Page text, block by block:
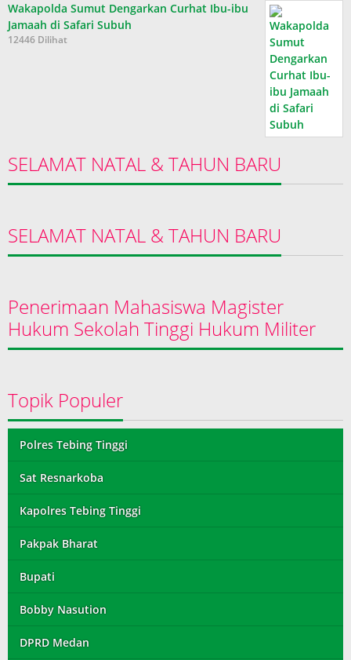
Wakapolda Sumut Dengarkan Curhat Ibu-ibu
Jamaah di Safari Subuh
12446 Dilihat
SELAMAT NATAL & TAHUN BARU
SELAMAT NATAL & TAHUN BARU
Penerimaan Mahasiswa Magister
Hukum Sekolah Tinggi Hukum Militer
Topik Populer
Polres Tebing Tinggi
Sat Resnarkoba
Kapolres Tebing Tinggi
Pakpak Bharat
Bupati
Bobby Nasution
DPRD Medan